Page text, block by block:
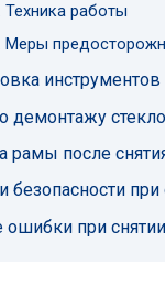
Техника работы
Меры
демонтажу
рамы после
безопасности при
при